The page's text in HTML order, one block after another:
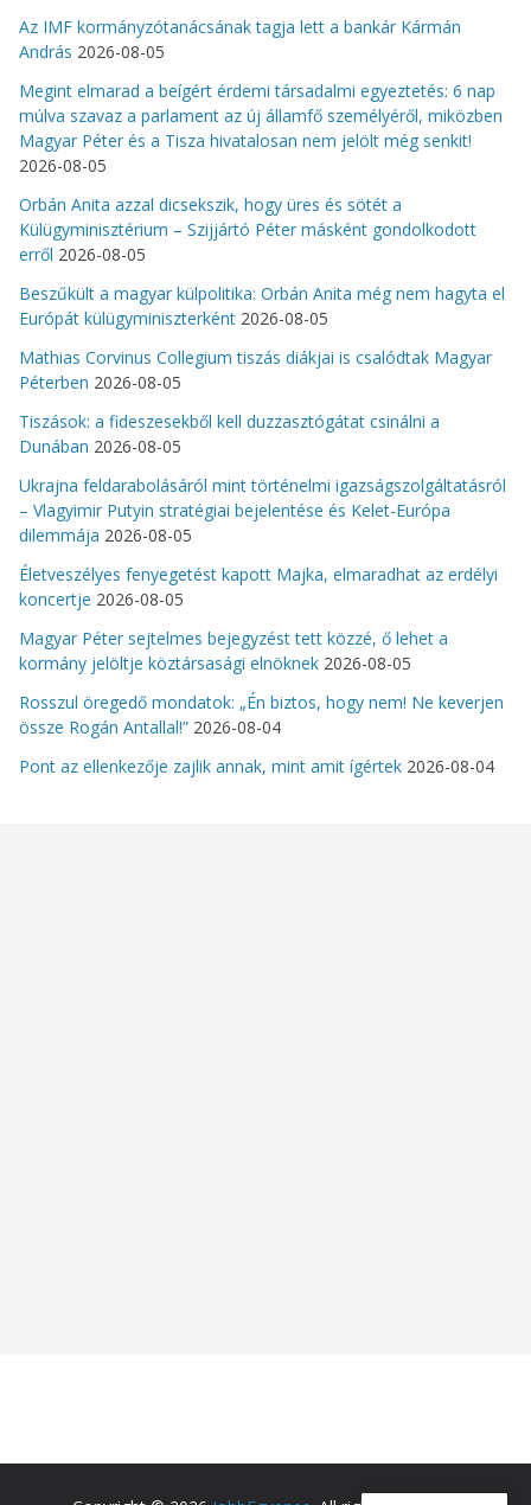
Az IMF kormányzótanácsának tagja lett a bankár Kármán
András 2026-08-05
Megint elmarad a beígért érdemi társadalmi egyeztetés: 6 nap
múlva szavaz a parlament az új államfő személyéről, miközben
Magyar Péter és a Tisza hivatalosan nem jelölt még senkit!
2026-08-05
Orbán Anita azzal dicsekszik, hogy üres és sötét a
Külügyminisztérium – Szijjártó Péter másként gondolkodott
erről 2026-08-05
Beszűkült a magyar külpolitika: Orbán Anita még nem hagyta el
Európát külügyminiszterként 2026-08-05
Mathias Corvinus Collegium tiszás diákjai is csalódtak Magyar
Péterben 2026-08-05
Tiszások: a fideszesekből kell duzzasztógátat csinálni a
Dunában 2026-08-05
Ukrajna feldarabolásáról mint történelmi igazságszolgáltatásról
– Vlagyimir Putyin stratégiai bejelentése és Kelet-Európa
dilemmája 2026-08-05
Életveszélyes fenyegetést kapott Majka, elmaradhat az erdélyi
koncertje 2026-08-05
Magyar Péter sejtelmes bejegyzést tett közzé, ő lehet a
kormány jelöltje köztársasági elnöknek 2026-08-05
Rosszul öregedő mondatok: „Én biztos, hogy nem! Ne keverjen
össze Rogán Antallal!” 2026-08-04
Pont az ellenkezője zajlik annak, mint amit ígértek 2026-08-04